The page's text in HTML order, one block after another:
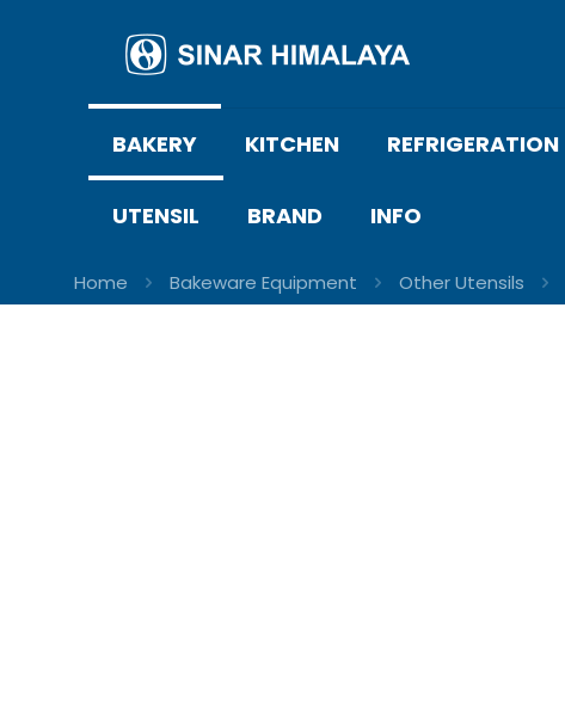
BAKERY KITCHEN REFRIGERATION
UTENSIL BRAND INFO
Home Bakeware Equipment Other Utensils